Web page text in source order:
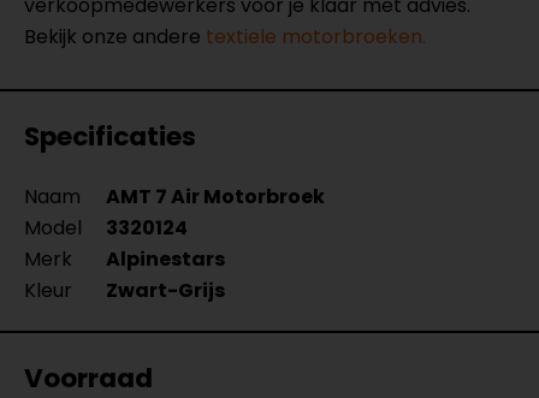
Bekijk onze andere textiele motorbroeken.
Specificaties
Naam
AMT 7 Air Motorbroek
Model
3320124
Merk
Alpinestars
Kleur
Zwart-Grijs
Voorraad